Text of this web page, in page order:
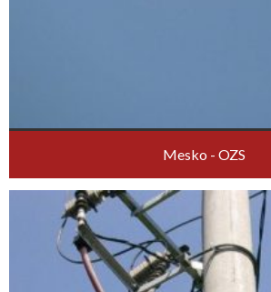
Mesko - OZS